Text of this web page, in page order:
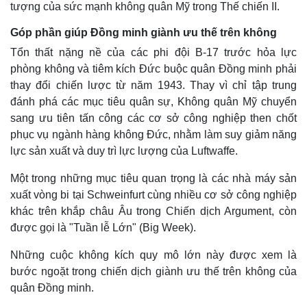
tượng của sức mạnh không quân Mỹ trong Thế chiến II.
Góp phần giúp Đồng minh giành ưu thế trên không
Tổn thất nặng nề của các phi đội B-17 trước hỏa lực
phòng không và tiêm kích Đức buộc quân Đồng minh phải
thay đổi chiến lược từ năm 1943. Thay vì chỉ tập trung
đánh phá các mục tiêu quân sự, Không quân Mỹ chuyển
sang ưu tiên tấn công các cơ sở công nghiệp then chốt
phục vụ ngành hàng không Đức, nhằm làm suy giảm năng
lực sản xuất và duy trì lực lượng của Luftwaffe.
Một trong những mục tiêu quan trọng là các nhà máy sản
xuất vòng bi tại Schweinfurt cùng nhiều cơ sở công nghiệp
khác trên khắp châu Âu trong Chiến dịch Argument, còn
được gọi là "Tuần lễ Lớn" (Big Week).
Những cuộc không kích quy mô lớn này được xem là
bước ngoặt trong chiến dịch giành ưu thế trên không của
quân Đồng minh.